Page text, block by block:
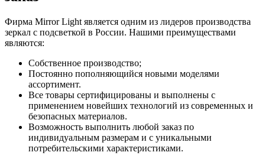
Фирма Mirror Light является одним из лидеров производства
зеркал с подсветкой в России. Нашими преимуществами
являются:
Собственное производство;
Постоянно пополняющийся новыми моделями
ассортимент.
Все товары сертифицированы и выполнены с
применением новейших технологий из современных и
безопасных материалов.
Возможность выполнить любой заказ по
индивидуальным размерам и с уникальными
потребительскими характеристиками.